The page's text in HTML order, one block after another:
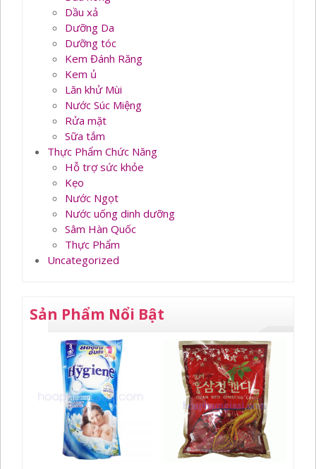
Dầu xả
Dưỡng Da
Dưỡng tóc
Kem Đánh Răng
Kem ủ
Lăn khử Mùi
Nước Súc Miệng
Rửa mặt
Sữa tắm
Thực Phẩm Chức Năng
Hỗ trợ sức khỏe
Kẹo
Nước Ngọt
Nước uống dinh dưỡng
Sâm Hàn Quốc
Thực Phẩm
Uncategorized
Sản Phẩm Nổi Bật